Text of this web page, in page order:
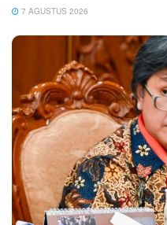
7 AGUSTUS 2026